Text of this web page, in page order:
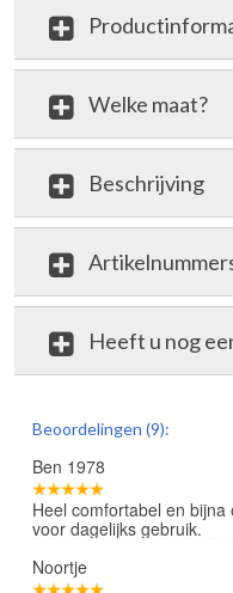
Welke maat?
Beschrijving
Heeft u nog
Beoordelingen (9):
Ben 1978
Heel comfortabel en
voor dagelijks gebruik.
Noortje